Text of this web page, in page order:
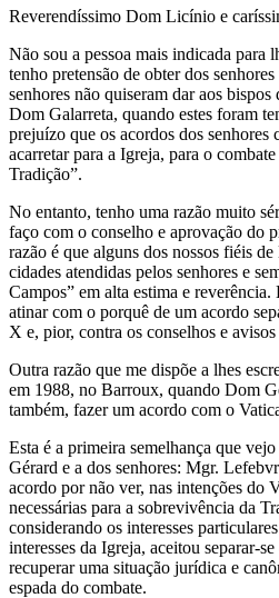
Reverendíssimo Dom Licínio e
Não sou a pessoa mais indicada para
tenho pretensão de obter dos
senhores não quiseram dar aos
Dom Galarreta, quando estes foram
prejuízo que os acordos dos senhores
acarretar para a Igreja, para o
Tradição”.
No entanto, tenho uma razão muito
faço com o conselho e aprovação do
razão é que alguns dos nossos fiéis
cidades atendidas pelos senhores e
Campos” em alta estima e
atinar com o porquê de um acordo
X e, pior, contra os conselhos e
Outra razão que me dispõe a lhes
em 1988, no Barroux, quando Dom
também, fazer um acordo com o
Esta é a primeira semelhança que
Gérard e a dos senhores: Mgr.
acordo por não ver, nas intenções do
necessárias para a sobrevivência da
considerando os interesses
interesses da Igreja, aceitou separar-
recuperar uma situação jurídica e
espada do combate.